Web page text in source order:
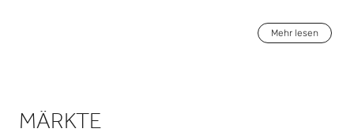
Mehr lesen
MÄRKTE